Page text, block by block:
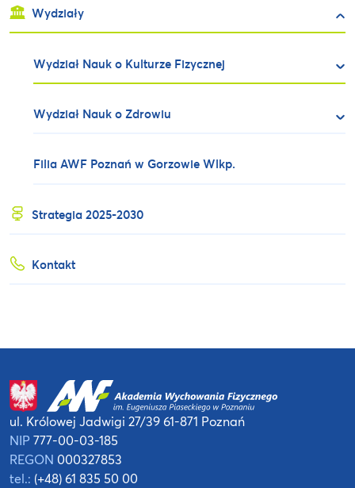
Wydziały
Wydział Nauk o Kulturze Fizycznej
Wydział Nauk o Zdrowiu
Filia AWF Poznań w Gorzowie Wlkp.
Strategia 2025-2030
Kontakt
ul. Królowej Jadwigi 27/3961-871 Poznań
NIP 777-00-03-185
REGON 000327853
tel.: (+48) 61 835 50 00